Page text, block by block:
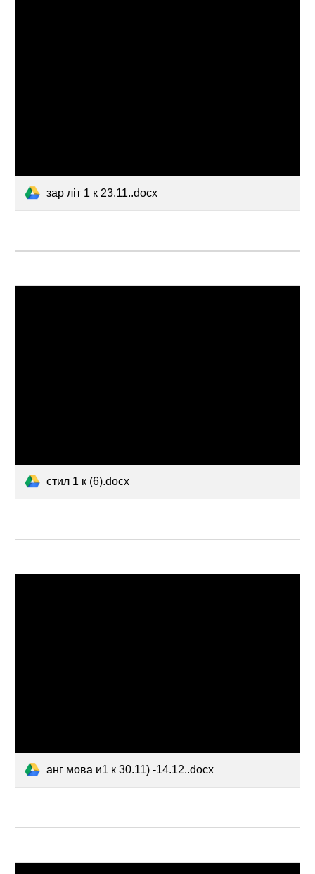
зар літ 1 к 23.11..docx
стил 1 к (6).docx
анг мова и1 к 30.11) -14.12..docx